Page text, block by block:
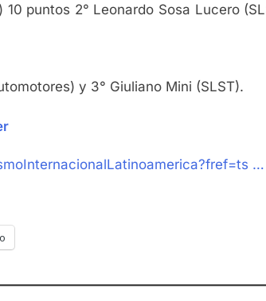
puntos 2° Leonardo Sosa Lucero
y 3° Giuliano Mini (SLST).
…